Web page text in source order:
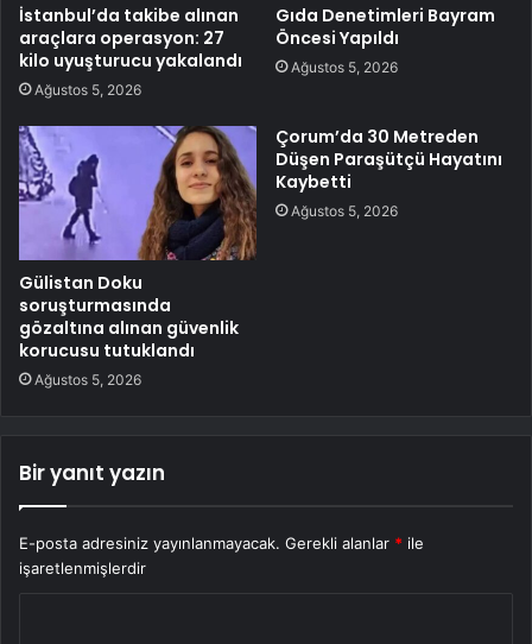
İstanbul’da takibe alınan
araçlara operasyon: 27
kilo uyuşturucu yakalandı
Ağustos 5, 2026
Gıda Denetimleri Bayram
Öncesi Yapıldı
Ağustos 5, 2026
Gülistan Doku
soruşturmasında
gözaltına alınan güvenlik
korucusu tutuklandı
Ağustos 5, 2026
Çorum’da 30 Metreden
Düşen Paraşütçü Hayatını
Kaybetti
Ağustos 5, 2026
Bir yanıt yazın
E-posta adresiniz yayınlanmayacak. Gerekli alanlar * ile
işaretlenmişlerdir